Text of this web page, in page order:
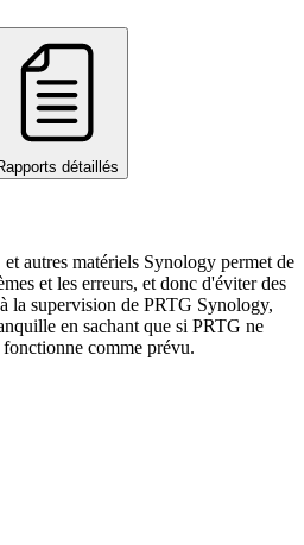
détaillés
autres matériels Synology permet de
et les erreurs, et donc d'éviter des
la supervision de PRTG Synology,
en sachant que si PRTG ne
comme prévu.